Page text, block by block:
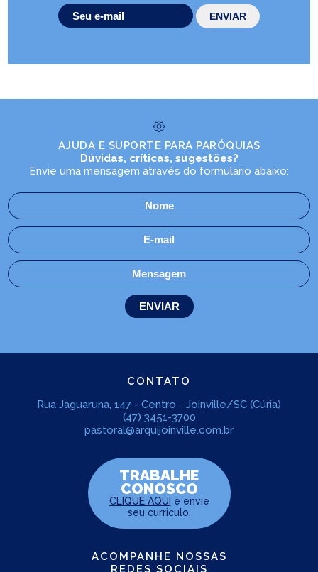
AJUDA E SUPORTE PARA PARÓQUIAS
Dúvidas, críticas, sugestões?
Envie uma mensagem através do formulário abaixo:
CONTATO
Rua Jaguaruna, 147 - Centro - Joinville/SC (Cúria)
(47) 3451-3700
pastoral@arquijoinville.com.br
TRABALHE
CONOSCO
CLIQUE AQUI e envie
seu curriculo.
ACOMPANHE NOSSAS
REDES SOCIAIS